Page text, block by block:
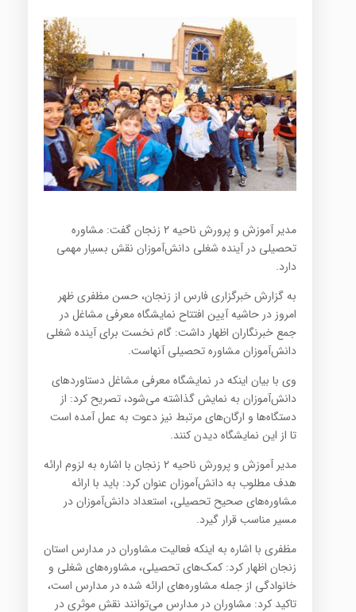
مدیر آموزش و پرورش ناحیه 2 زنجان گفت: مشاوره
تحصیلی در آینده شغلی دانش‌آموزان نقش بسیار مهمی
دارد.
به گزارش خبرگزاری فارس از زنجان، حسن مظفری ظهر
امروز در حاشیه آیین افتتاح نمایشگاه معرفی مشاغل در
جمع خبرنگاران اظهار داشت: گام نخست برای آینده شغلی
دانش‌آموزان مشاوره تحصیلی آنهاست.
وی با بیان اینکه در نمایشگاه معرفی مشاغل دستاوردهای
دانش‌آموزان به نمایش گذاشته می‌شود، تصریح کرد: از
دستگاه‌ها و ارگان‌های مرتبط نیز دعوت به عمل آمده است
تا از این نمایشگاه دیدن کنند.
مدیر آموزش و پرورش ناحیه 2 زنجان با اشاره به لزوم ارائه
هدف مطلوب به دانش‌آموزان عنوان کرد: باید با ارائه
مشاوره‌های صحیح تحصیلی، استعداد دانش‌آموزان در
مسیر مناسب قرار گیرد.
مظفری با اشاره به اینکه فعالیت مشاوران در مدارس استان
زنجان اظهار کرد: کمک‌های تحصیلی، مشاوره‌های شغلی و
خانوادگی از جمله مشاوره‌های ارائه شده در مدارس است،
تاکید کرد: مشاوران در مدارس می‌توانند نقش موثری در